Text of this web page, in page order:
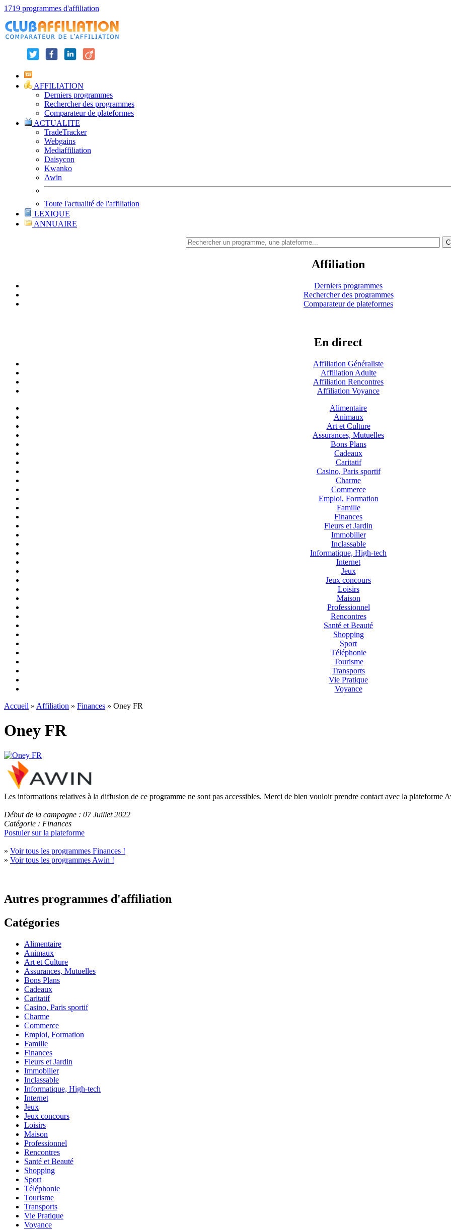
1719 programmes d'affiliation
AFFILIATION
Derniers programmes
Rechercher des programmes
Comparateur de plateformes
ACTUALITE
TradeTracker
Webgains
Mediaffiliation
Daisycon
Kwanko
Awin
Toute l'actualité de l'affiliation
LEXIQUE
ANNUAIRE
Affiliation
Derniers programmes
Rechercher des programmes
Comparateur de plateformes
En direct
Affiliation Généraliste
Affiliation Adulte
Affiliation Rencontres
Affiliation Voyance
Alimentaire
Animaux
Art et Culture
Assurances, Mutuelles
Bons Plans
Cadeaux
Caritatif
Casino, Paris sportif
Charme
Commerce
Emploi, Formation
Famille
Finances
Fleurs et Jardin
Immobilier
Inclassable
Informatique, High-tech
Internet
Jeux
Jeux concours
Loisirs
Maison
Professionnel
Rencontres
Santé et Beauté
Shopping
Sport
Téléphonie
Tourisme
Transports
Vie Pratique
Voyance
Accueil » Affiliation » Finances » Oney FR
Oney FR
Les informations relatives à la diffusion de ce programme ne sont pas accessibles. Merci de bien vouloir prendre contact avec la plateforme
Début de la campagne : 07 Juillet 2022
Catégorie : Finances
Postuler sur la plateforme
» Voir tous les programmes Finances !
» Voir tous les programmes Awin !
Autres programmes d'affiliation
Catégories
Alimentaire
Animaux
Art et Culture
Assurances, Mutuelles
Bons Plans
Cadeaux
Caritatif
Casino, Paris sportif
Charme
Commerce
Emploi, Formation
Famille
Finances
Fleurs et Jardin
Immobilier
Inclassable
Informatique, High-tech
Internet
Jeux
Jeux concours
Loisirs
Maison
Professionnel
Rencontres
Santé et Beauté
Shopping
Sport
Téléphonie
Tourisme
Transports
Vie Pratique
Voyance